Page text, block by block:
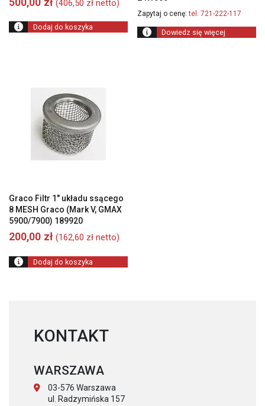
(406,50 zł netto)
Dodaj do koszyka
Zapytaj o cenę: tel. 721-222-117
Dowiedz się więcej
Graco Filtr 1″ układu ssącego
8 MESH Graco (Mark V, GMAX
5900/7900) 189920
200,00 zł (162,60 zł netto)
Dodaj do koszyka
KONTAKT
WARSZAWA
03-576 Warszawa
ul. Radzymińska 157